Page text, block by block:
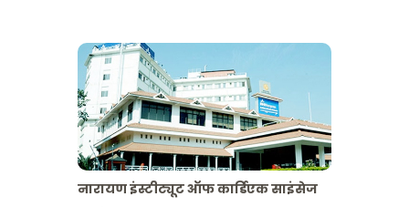
नारायण इंस्टीट्यूट ऑफ कार्डिएक साइंसेज